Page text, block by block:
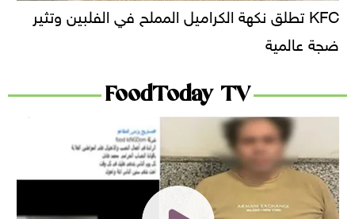
KFC تطلق نكهة الكراميل المملح في الفلبين وتثير
ضجة عالمية
FoodToday TV